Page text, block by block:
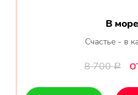
В
Счастье - в
8 700Р